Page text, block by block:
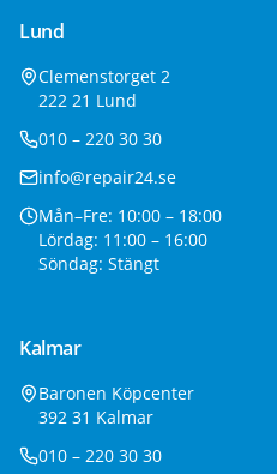
Lund
Clemenstorget 2
222 21 Lund
010 – 220 30 30
info@repair24.se
Mån–Fre: 10:00 – 18:00
Lördag: 11:00 – 16:00
Söndag: Stängt
Kalmar
Baronen Köpcenter
392 31 Kalmar
010 – 220 30 30